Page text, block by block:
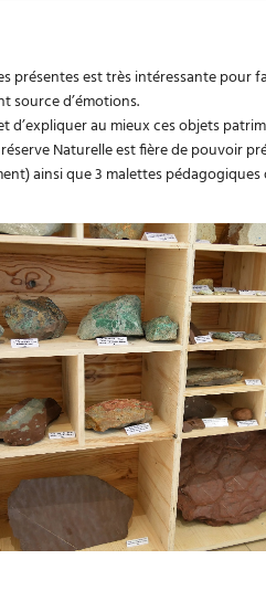
présentes est très intéressante pour
source d’émotions.
d’expliquer au mieux ces objets
Naturelle est fière de pouvoir
ainsi que 3 malettes